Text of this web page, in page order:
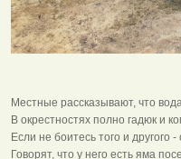
Местные рассказывают, что
В окрестностях полно гадюк и
Если не боитесь того и
Говорят, что у него есть яма